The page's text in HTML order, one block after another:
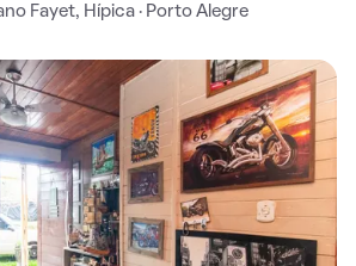
Fayet, Hípica · Porto Alegre